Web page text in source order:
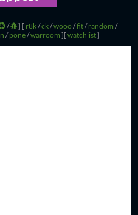
/ ] [ r8k/ck/wooo /fit/random /
/pone/warroom ][ watchlist]